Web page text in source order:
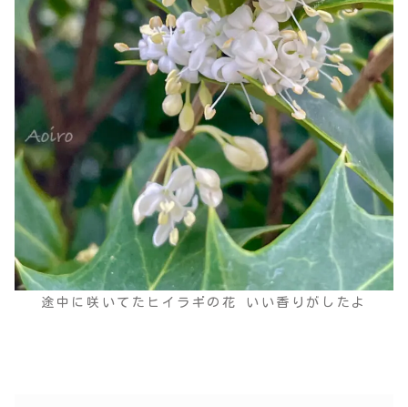
途中に咲いてたヒイラギの花 いい香りがしたよ